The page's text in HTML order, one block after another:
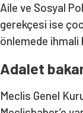
Aile ve Sosyal
gerekçesi ise
önlemede ihmali
Adalet
Meclis Genel